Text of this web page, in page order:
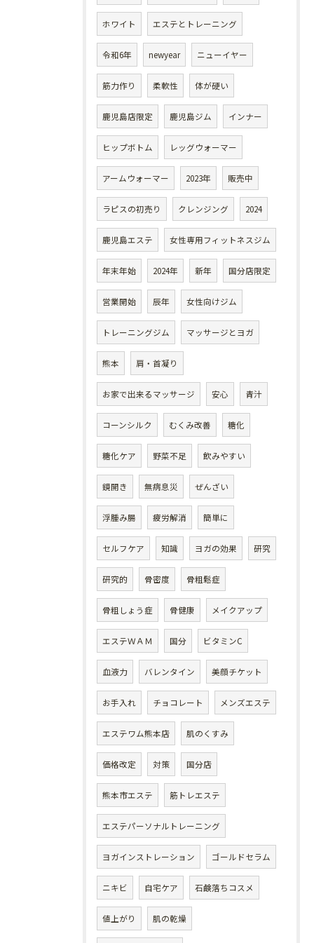
ホワイト エステとトレーニング
令和6年 newyear ニューイヤー
筋力作り 柔軟性 体が硬い
鹿児島店限定 鹿児島ジム インナー
ヒップボトム レッグウォーマー
アームウォーマー 2023年 販売中
ラピスの初売り クレンジング 2024
鹿児島エステ 女性専用フィットネスジム
年末年始 2024年 新年 国分店限定
営業開始 辰年 女性向けジム
トレーニングジム マッサージとヨガ
熊本 肩・首凝り
お家で出来るマッサージ 安心 青汁
コーンシルク むくみ改善 糖化
糖化ケア 野菜不足 飲みやすい
鏡開き 無病息災 ぜんざい
浮腫み腸 疲労解消 簡単に
セルフケア 知識 ヨガの効果 研究
研究的 骨密度 骨粗鬆症
骨粗しょう症 骨健康 メイクアップ
エステＷＡＭ 国分 ビタミンC
血液力 バレンタイン 美顔チケット
お手入れ チョコレート メンズエステ
エステワム熊本店 肌のくすみ
価格改定 対策 国分店
熊本市エステ 筋トレエステ
エステパーソナルトレーニング
ヨガインストレーション ゴールドセラム
ニキビ 自宅ケア 石鹸落ちコスメ
値上がり 肌の乾燥